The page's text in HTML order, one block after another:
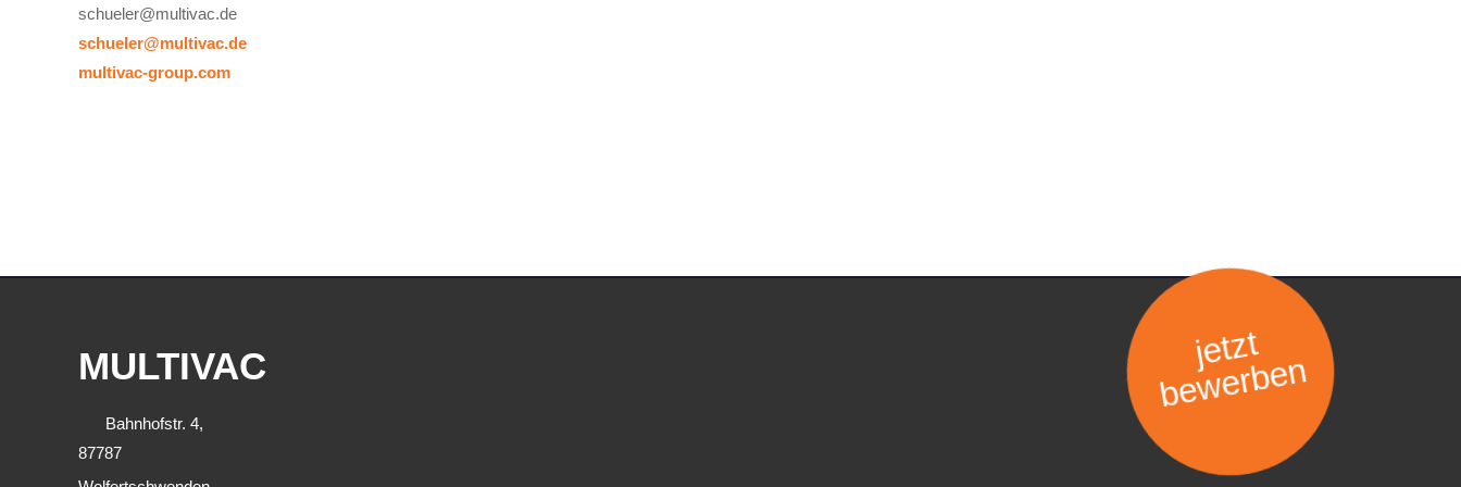
schueler@multivac.de
schueler@multivac.de
multivac-group.com
MULTIVAC
Bahnhofstr. 4,
87787
jetzt
bewerben